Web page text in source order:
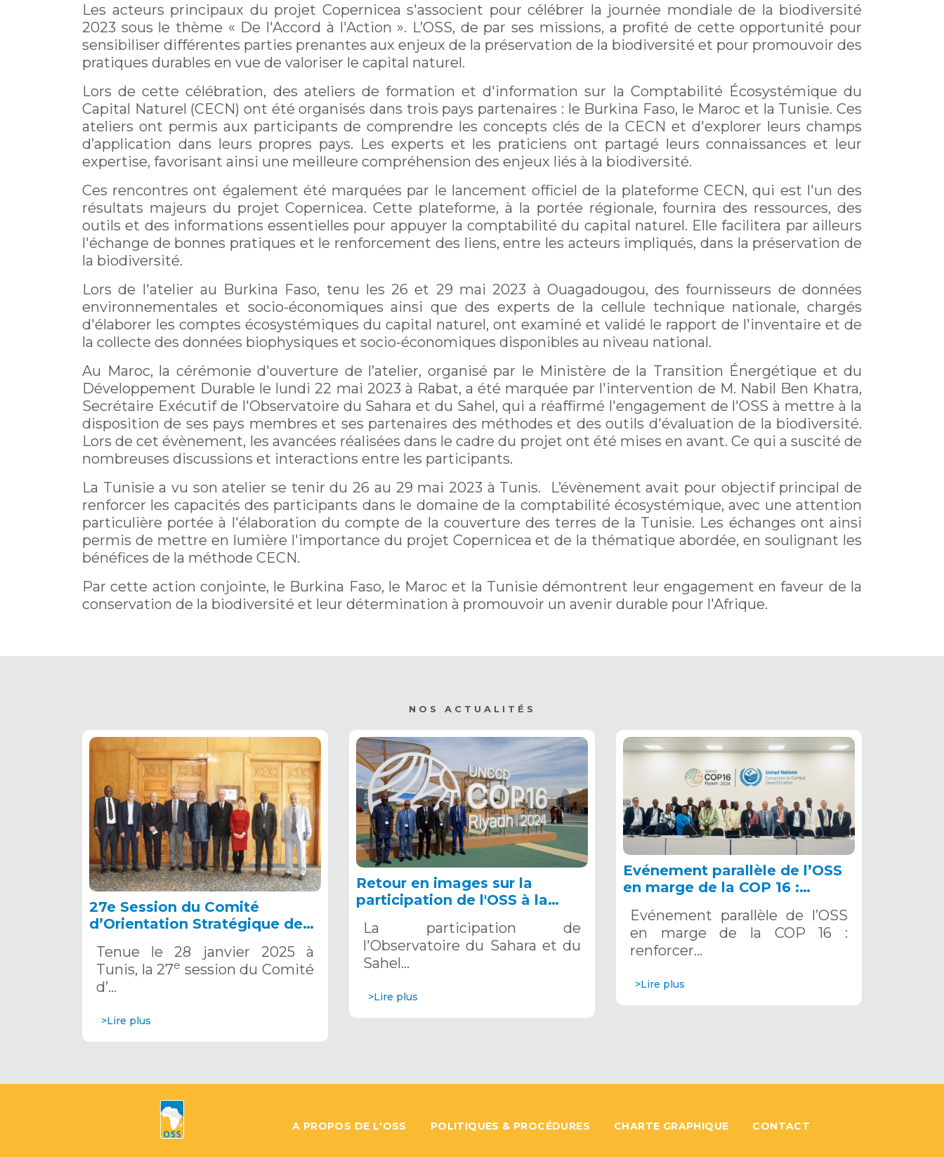
Les acteurs principaux du projet Copernicea s'associent pour célébrer la journée mondiale de la biodiversité
2023 sous le thème « De l'Accord à l'Action ». L’OSS, de par ses missions, a profité de cette opportunité pour
sensibiliser différentes parties prenantes aux enjeux de la préservation de la biodiversité et pour promouvoir des
pratiques durables en vue de valoriser le capital naturel.
Lors de cette célébration, des ateliers de formation et d'information sur la Comptabilité Écosystémique du
Capital Naturel (CECN) ont été organisés dans trois pays partenaires : le Burkina Faso, le Maroc et la Tunisie. Ces
ateliers ont permis aux participants de comprendre les concepts clés de la CECN et d'explorer leurs champs
d’application dans leurs propres pays. Les experts et les praticiens ont partagé leurs connaissances et leur
expertise, favorisant ainsi une meilleure compréhension des enjeux liés à la biodiversité.
Ces rencontres ont également été marquées par le lancement officiel de la plateforme CECN, qui est l'un des
résultats majeurs du projet Copernicea. Cette plateforme, à la portée régionale, fournira des ressources, des
outils et des informations essentielles pour appuyer la comptabilité du capital naturel. Elle facilitera par ailleurs
l'échange de bonnes pratiques et le renforcement des liens, entre les acteurs impliqués, dans la préservation de
la biodiversité.
Lors de l'atelier au Burkina Faso, tenu les 26 et 29 mai 2023 à Ouagadougou, des fournisseurs de données
environnementales et socio-économiques ainsi que des experts de la cellule technique nationale, chargés
d'élaborer les comptes écosystémiques du capital naturel, ont examiné et validé le rapport de l'inventaire et de
la collecte des données biophysiques et socio-économiques disponibles au niveau national.
Au Maroc, la cérémonie d'ouverture de l’atelier, organisé par le Ministère de la Transition Énergétique et du
Développement Durable le lundi 22 mai 2023 à Rabat, a été marquée par l'intervention de M. Nabil Ben Khatra,
Secrétaire Exécutif de l'Observatoire du Sahara et du Sahel, qui a réaffirmé l'engagement de l'OSS à mettre à la
disposition de ses pays membres et ses partenaires des méthodes et des outils d'évaluation de la biodiversité.
Lors de cet évènement, les avancées réalisées dans le cadre du projet ont été mises en avant. Ce qui a suscité de
nombreuses discussions et interactions entre les participants.
La Tunisie a vu son atelier se tenir du 26 au 29 mai 2023 à Tunis. L’évènement avait pour objectif principal de
renforcer les capacités des participants dans le domaine de la comptabilité écosystémique, avec une attention
particulière portée à l'élaboration du compte de la couverture des terres de la Tunisie. Les échanges ont ainsi
permis de mettre en lumière l'importance du projet Copernicea et de la thématique abordée, en soulignant les
bénéfices de la méthode CECN.
Par cette action conjointe, le Burkina Faso, le Maroc et la Tunisie démontrent leur engagement en faveur de la
conservation de la biodiversité et leur détermination à promouvoir un avenir durable pour l'Afrique.
NOS ACTUALITÉS
27e Session du Comité
d’Orientation Stratégique de
Tenue le 28 janvier 2025 à
Tunis, la 27e session du Comité
d’…
>Lire plus
Retour en images sur la
participation de l'OSS à la
2024 à Riyad, en Arabie
Saoudite
La participation de
l'Observatoire du Sahara et du
Sahel…
>Lire plus
Evénement parallèle de l’OSS
en marge de la COP 16 :
grâce aux Systèmes d’Alerte
Précoce Multirisques. 12
décembre 2024
Evénement parallèle de l’OSS
en marge de la COP 16 :
renforcer…
>Lire plus
A PROPOS DE L'OSS POLITIQUES & PROCÉDURES CHARTE GRAPHIQUE CONTACT